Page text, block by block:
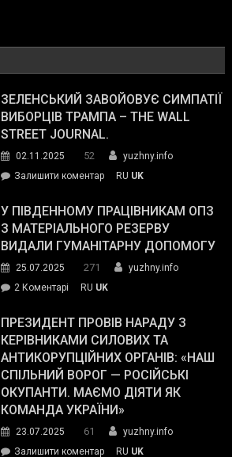
ЗЕЛЕНСЬКИЙ ЗАВОЙОВУЄ СИМПАТІЇ
ВИБОРЦІВ ТРАМПА – THE WALL
STREET JOURNAL.
02.11.2025 52
yuzhny.info
Залишити коментарon
завойовує
симпатії
виборців
The
Street
Journal.
RU UK
У ПІВДЕННОМУ ПРАЦІВНИКАМ ОПЗ
З МАТЕРІАЛЬНОГО РЕЗЕРВУ
ВИДАЛИ ГУМАНІТАРНУ ДОПОМОГУ
25.07.2025 271
yuzhny.info
2 Коментарі
Південному
працівникам
ОПЗ
з
матеріального
резерву
гуманітарну
допомогу
RU UK
ПРЕЗИДЕНТ ПРОВІВ НАРАДУ З
КЕРІВНИКАМИ СИЛОВИХ ТА
АНТИКОРУПЦІЙНИХ ОРГАНІВ: «НАШ
СПІЛЬНИЙ ВОРОГ — РОСІЙСЬКІ
ОКУПАНТИ. МАЄМО ДІЯТИ ЯК
КОМАНДА УКРАЇНИ»
23.07.2025 61
yuzhny.info
Залишити коментарon
RU UK